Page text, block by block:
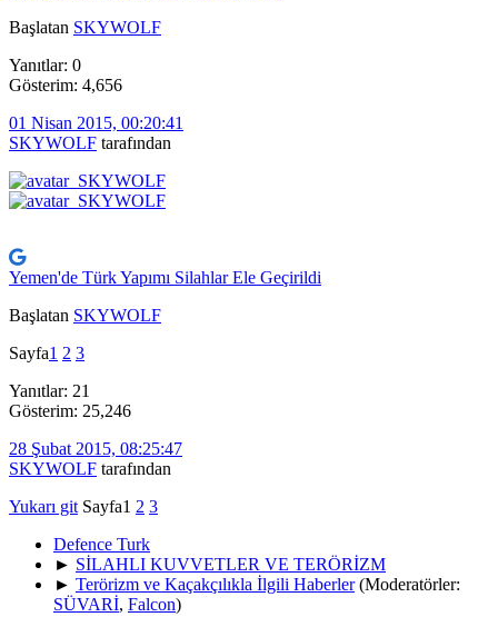
Başlatan SKYWOLF
Yanıtlar: 0
Gösterim: 4,656
01 Nisan 2015, 00:20:41
SKYWOLF tarafından
Yemen'de Türk Yapımı Silahlar Ele Geçirildi
Başlatan SKYWOLF
Sayfa1 2 3
Yanıtlar: 21
Gösterim: 25,246
28 Şubat 2015, 08:25:47
SKYWOLF tarafından
Yukarı git Sayfa1 2 3
Defence Turk
► SİLAHLI KUVVETLER VE TERÖRİZM
► Terörizm ve Kaçakçılıkla İlgili Haberler (Moderatörler:
SÜVARİ, Falcon)